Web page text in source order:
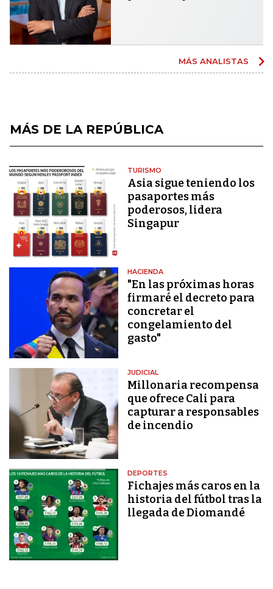
MÁS ANALISTAS
MÁS DE LA REPÚBLICA
TURISMO
Asia sigue teniendo los
pasaportes más
poderosos, lidera
Singapur
HACIENDA
"En las próximas horas
firmaré el decreto para
concretar el
congelamiento del
gasto"
JUDICIAL
Millonaria recompensa
que ofrece Cali para
capturar a responsables
de incendio
DEPORTES
Fichajes más caros en la
historia del fútbol tras la
llegada de Diomandé